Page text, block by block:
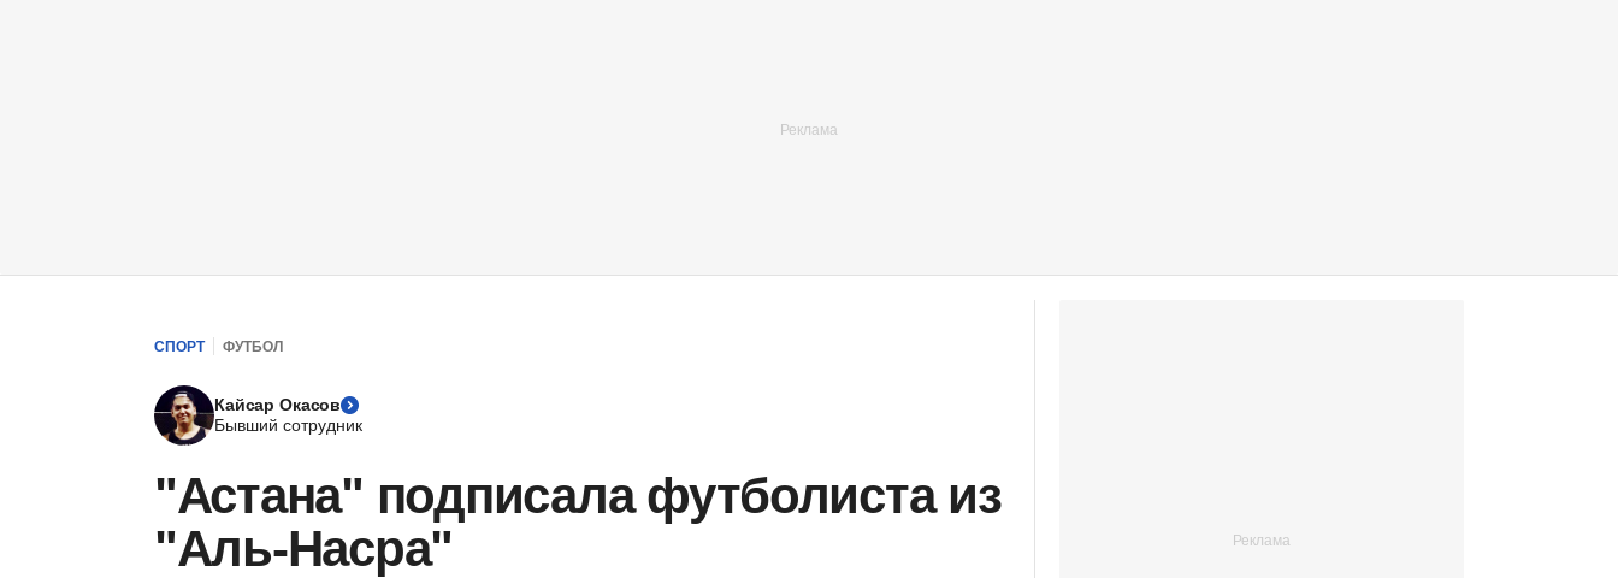
СПОРТ ФУТБОЛ
Кайсар Окасов
Бывший сотрудник
"Астана" подписала футболиста из
"Аль-Насра"